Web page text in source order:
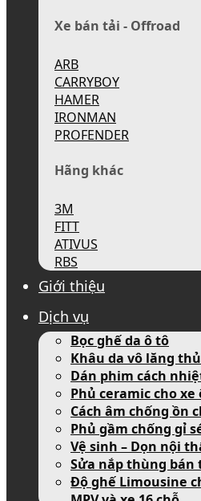
Xe bán tải - Offroad
ARB
CARRYBOY
HAMER
IRONMAN
PROFENDER
Hãng khác
3M
FITT
ATIVUS
RBS
Giới thiệu
Dịch vụ
Bọc ghế da ô tô
Khâu da vô lăng
Dán phim cách
Phủ ceramic cho xe
Cách âm chống ồn
Phủ gầm chống gỉ
Vệ sinh – Dọn nội
Sửa nắp thùng bán
Độ ghế Limousine